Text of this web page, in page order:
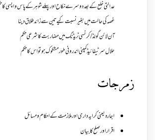
عدالتی خلع کے بعد دوسرے نکاح اور پہلے شوہر کے پاس واپسی کا
غصہ کی حالت میں بغیر نسبت کیے تین سے زائد طلاق دینا
آن لائن گولڈ /کرنسی ٹریڈنگ میں مضاربت کا شرعی حکم
حلال سرٹیفائیڈ کمپنی اندرونی طور مشکوک ہو تو اس کا حکم
زمرجات
اجارہ یعنی کرایہ داری اور ملازمت کے احکام و مسائل
اقرار اور صلح کا بیان